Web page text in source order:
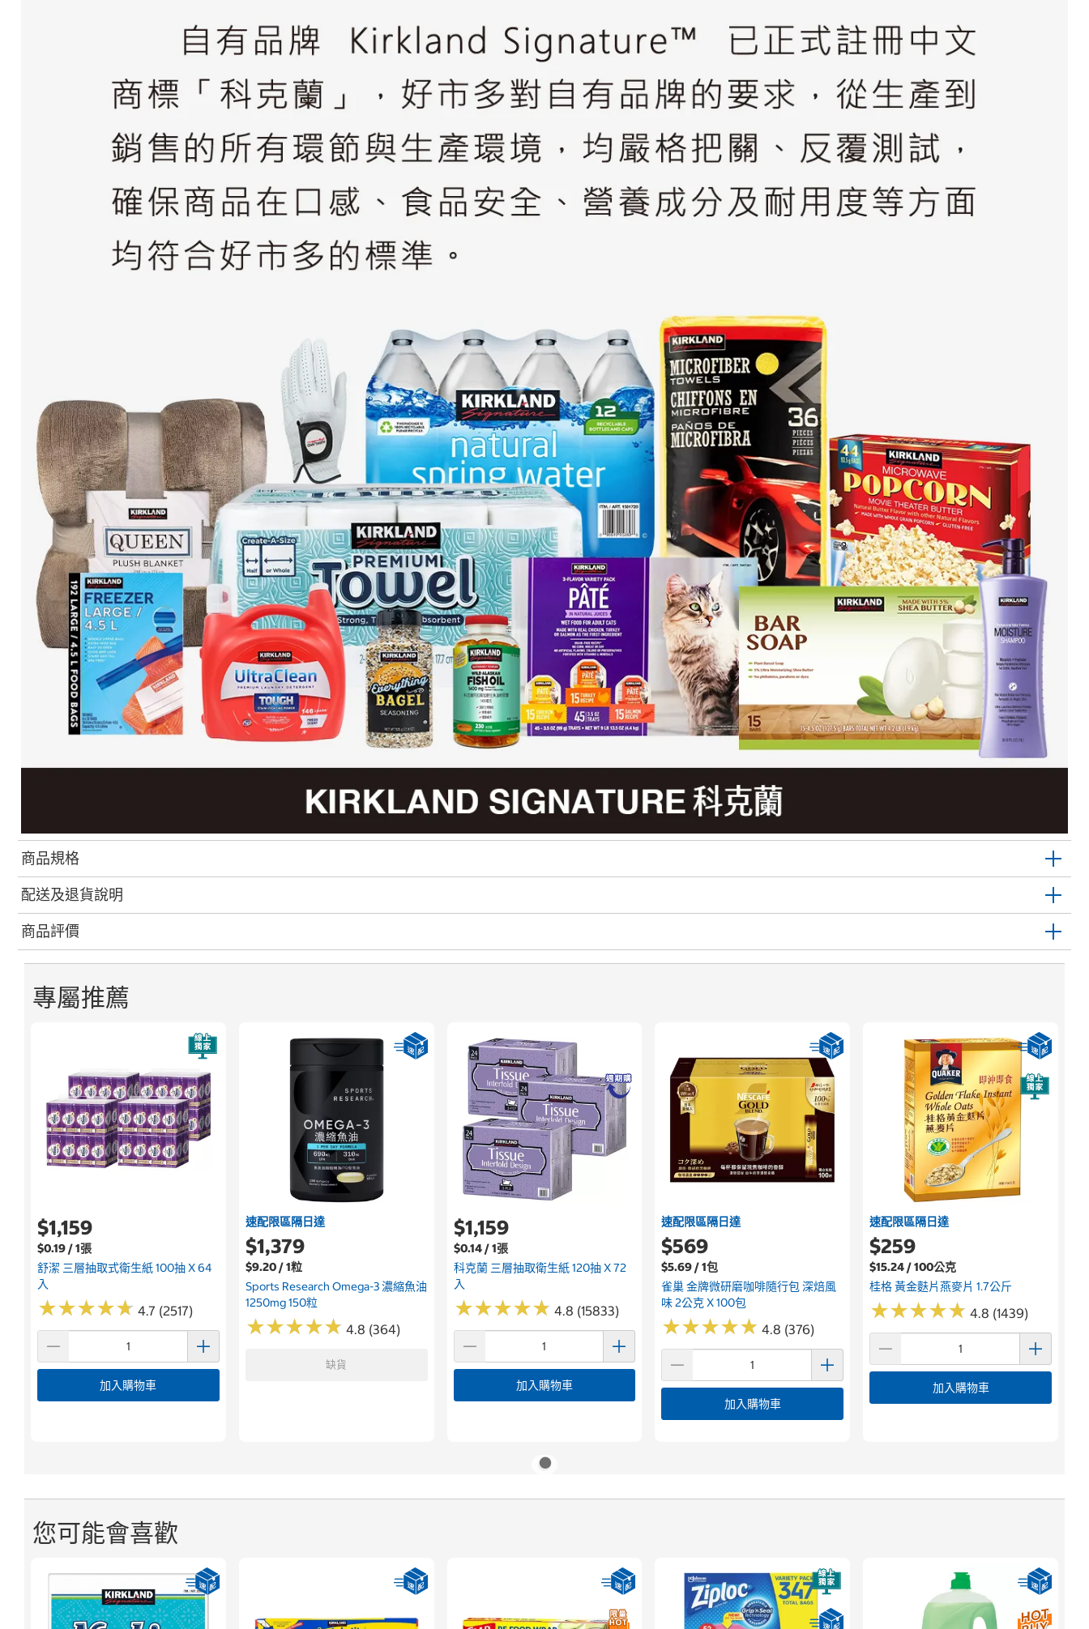
商品規格
配送及退貨說明
商品評價
專屬推薦
$1,159
$0.19 / 1張
舒潔 三層抽取式衛生紙 100抽 X 64
入
★★★★★
★★★★★ 4.7 (2517)
加入購物車
速配限區隔日達
$1,379
$9.20 / 1粒
Sports Research Omega-3 濃縮魚油
1250mg 150粒
★★★★★
★★★★★ 4.8 (364)
缺貨
$1,159
$0.14 / 1張
科克蘭 三層抽取衛生紙 120抽 X 72
入
★★★★★
★★★★★ 4.8 (15833)
加入購物車
速配限區隔日達
$569
$5.69 / 1包
雀巢 金牌微研磨咖啡隨行包 深焙風
味 2公克 X 100包
★★★★★
★★★★★ 4.8 (376)
加入購物車
速配限區隔日達
$259
$15.24 / 100公克
桂格 黃金麩片燕麥片 1.7公斤
★★★★★
★★★★★ 4.8 (1439)
加入購物車
您可能會喜歡